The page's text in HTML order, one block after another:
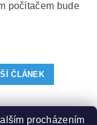
počítačem bude
ČLÁNEK
procházením